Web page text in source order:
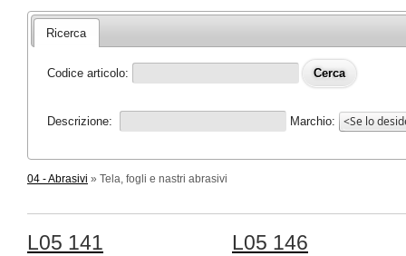
Ricerca
Codice articolo:
Descrizione: Marchio:
04 - Abrasivi » Tela, fogli e nastri abrasivi
L05 141 L05 146